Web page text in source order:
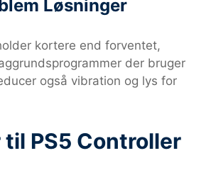
Løsninger
kortere end forventet,
der bruger
også vibration og lys for
PS5 Controller